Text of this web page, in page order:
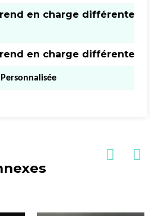
en charge différentes
en charge différentes